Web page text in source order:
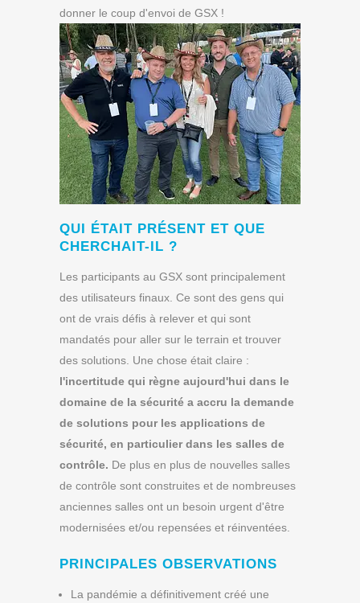
donner le coup d'envoi de GSX !
QUI ÉTAIT PRÉSENT ET QUE
CHERCHAIT-IL ?
Les participants au GSX sont principalement
des utilisateurs finaux. Ce sont des gens qui
ont de vrais défis à relever et qui sont
mandatés pour aller sur le terrain et trouver
des solutions. Une chose était claire :
l'incertitude qui règne aujourd'hui dans le
domaine de la sécurité a accru la demande
de solutions pour les applications de
sécurité, en particulier dans les salles de
contrôle. De plus en plus de nouvelles salles
de contrôle sont construites et de nombreuses
anciennes salles ont un besoin urgent d'être
modernisées et/ou repensées et réinventées.
PRINCIPALES OBSERVATIONS
La pandémie a définitivement créé une